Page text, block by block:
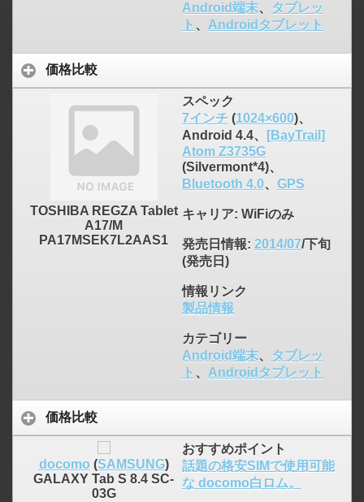
Android端末、
タブレッ
ト 、 Androidタブレット
価格比較
TOSHIBA REGZA Tablet
A17/M
PA17MSEK7L2AAS1
スペック
7インチ(1024×600)、
Android 4.4、
[BayTrail]
Atom Z3735G
(Silvermont*4)、
Bluetooth 4.0、 GPS
キャリア: WiFiのみ
発売日情報: 2014/07/下旬
(発売日)
情報リンク
製品情報
カテゴリー
Android端末、
タブレッ
ト 、 Androidタブレット
価格比較
docomo (SAMSUNG)
GALAXY Tab S 8.4 SC-
03G
おすすめポイント
話題の格安SIMで使用可能
な docomo白ロム。